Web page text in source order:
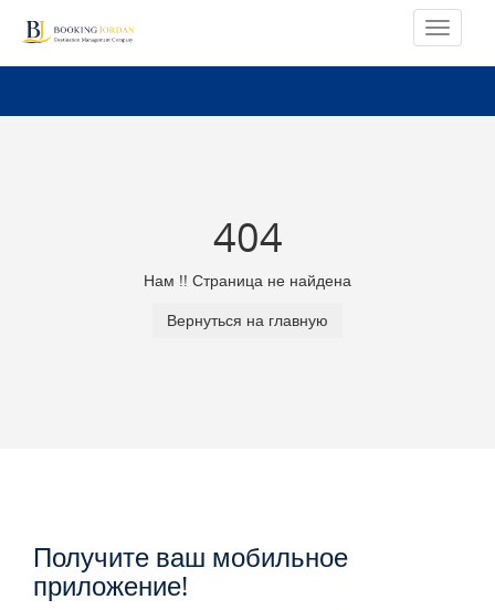
404
Нам !! Страница не найдена
Вернуться на главную
Получите ваш мобильное
приложение!